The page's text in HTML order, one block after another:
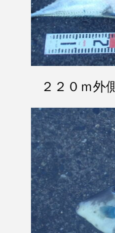
２２０ｍ